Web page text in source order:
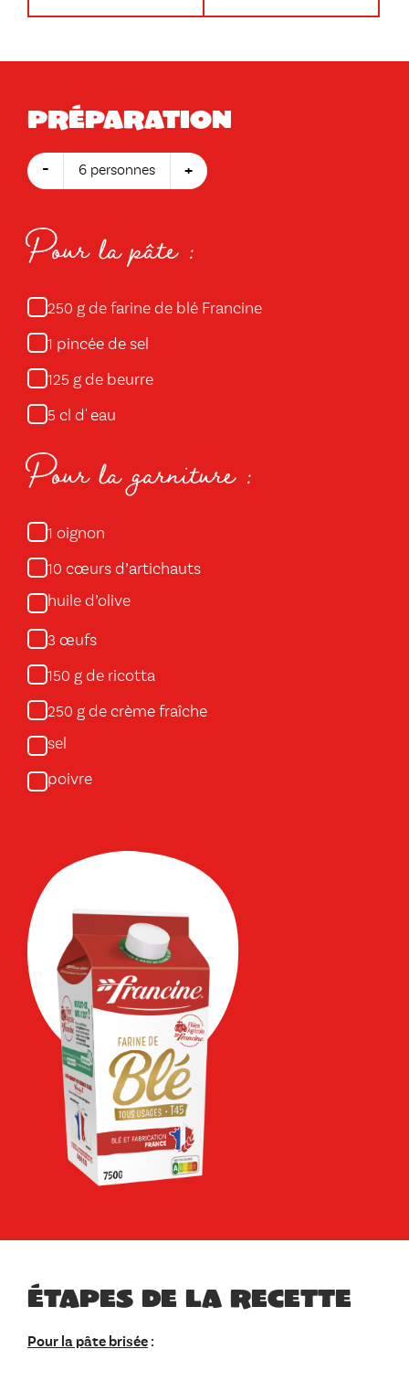
Préparation
- 6 personnes +
Pour la pâte :
250 g de farine de blé Francine
1 pincée de sel
125 g de beurre
5 cl d' eau
Pour la garniture :
1 oignon
10 cœurs d’artichauts
huile d’olive
3 œufs
150 g de ricotta
250 g de crème fraîche
sel
poivre
Étapes de la recette
Pour la pâte brisée :